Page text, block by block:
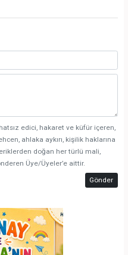
edici, hakaret ve küfür içeren,
ahlaka aykırı, kişilik haklarına
doğan her türlü mali,
Üye/Üyeler’e aittir.
Gönder